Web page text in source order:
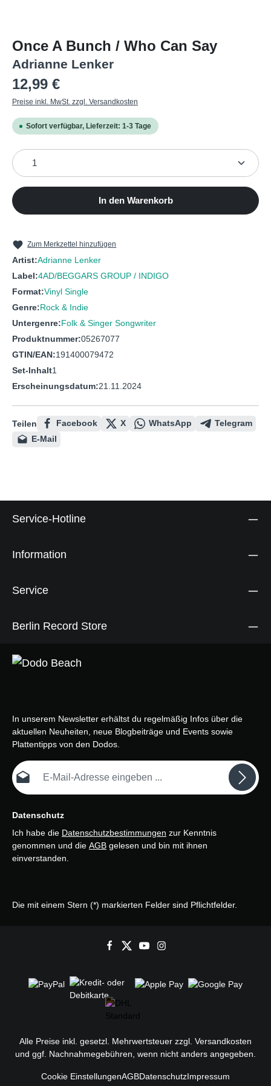
Once A Bunch / Who Can Say
Adrianne Lenker
Regulärer Preis:
12,99 €
Preise inkl. MwSt. zzgl. Versandkosten
Sofort verfügbar, Lieferzeit: 1-3 Tage
Produkt Anzahl: Gib den gewünschten Wert ein
In den Warenkorb
Zum Merkzettel hinzufügen
Artist:Adrianne Lenker
Label:4AD/BEGGARS GROUP / INDIGO
Format:Vinyl Single
Genre:Rock & Indie
Untergenre:Folk & Singer Songwriter
Produktnummer:05267077
GTIN/EAN:191400079472
Set-Inhalt1
Erscheinungsdatum:21.11.2024
Teilen Facebook X WhatsApp
Telegram
E-Mail
Service-Hotline
Information
Service
Berlin Record Store
In unserem Newsletter erhältst du regelmäßig Infos über die
aktuellen Neuheiten, neue Blogbeiträge und Events sowie
Plattentipps von den Dodos.
E-Mail-Adresse*
Datenschutz
Ich habe die Datenschutzbestimmungen zur Kenntnis
genommen und die AGB gelesen und bin mit ihnen
einverstanden.
Die mit einem Stern (*) markierten Felder sind Pflichtfelder.
Alle Preise inkl. gesetzl. Mehrwertsteuer zzgl. Versandkosten
und ggf. Nachnahmegebühren, wenn nicht anders angegeben.
Cookie EinstellungenAGBDatenschutzImpressum